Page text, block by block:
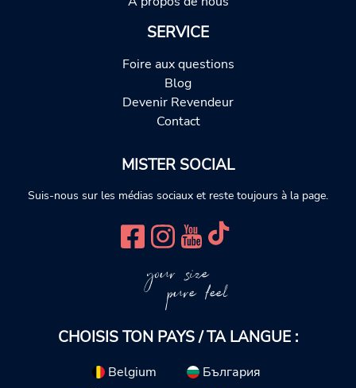
SERVICE
Foire aux questions
Blog
Devenir Revendeur
Contact
MISTER SOCIAL
Suis-nous sur les médias sociaux et reste toujours à la page.
your size
pure feel
CHOISIS TON PAYS / TA LANGUE :
Belgium
България